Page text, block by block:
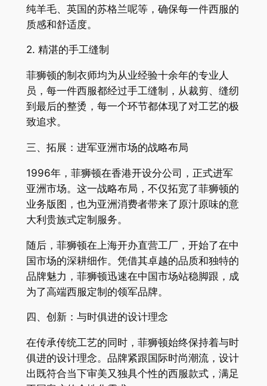
纯羊毛、英国的苏格兰呢等，确保每一件西服的
质感和舒适度。
2. 精湛的手工缝制
菲狮顿的制衣师均为从业经验十余年的专业人
员，每一件西服都经过手工缝制，从裁剪、缝纫
到最后的整烫，每一个环节都体现了对工艺的极
致追求。
三、拓展：进军亚洲市场的战略布局
1996年，菲狮顿在香港开设分公司，正式进军
亚洲市场。这一战略布局，不仅拓宽了菲狮顿的
业务版图，也为亚洲消费者带来了原汁原味的意
大利贵族式定制服务。
随后，菲狮顿在上海开办直营工厂，开始了在中
国市场的深耕细作。凭借其卓越的品质和独特的
品牌魅力，菲狮顿迅速在中国市场站稳脚跟，成
为了高端西服定制的领军品牌。
四、创新：与时俱进的设计理念
在传承传统工艺的同时，菲狮顿始终保持着与时
俱进的设计理念。品牌紧跟国际时尚潮流，设计
出既符合当下审美又独具个性的西服款式，满足